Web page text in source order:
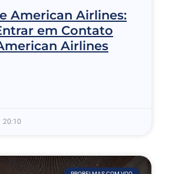
American Airlines:
em Contato
Airlines
20:10